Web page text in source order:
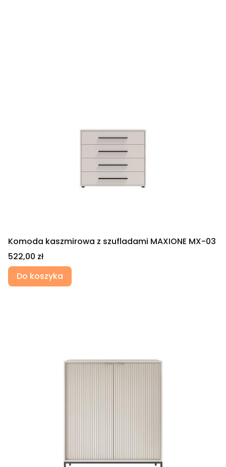
Komoda kaszmirowa z szufladami MAXIONE MX-03
Cena
522,00 zł
Do koszyka